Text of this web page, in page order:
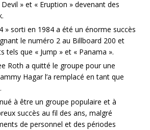
Devil » et « Eruption » devenant des
» sorti en 1984 a été un énorme succès
le numéro 2 au Billboard 200 et
tels que « Jump » et « Panama ».
Roth a quitté le groupe pour une
Hagar l’a remplacé en tant que
à être un groupe populaire et à
succès au fil des ans, malgré
de personnel et des périodes